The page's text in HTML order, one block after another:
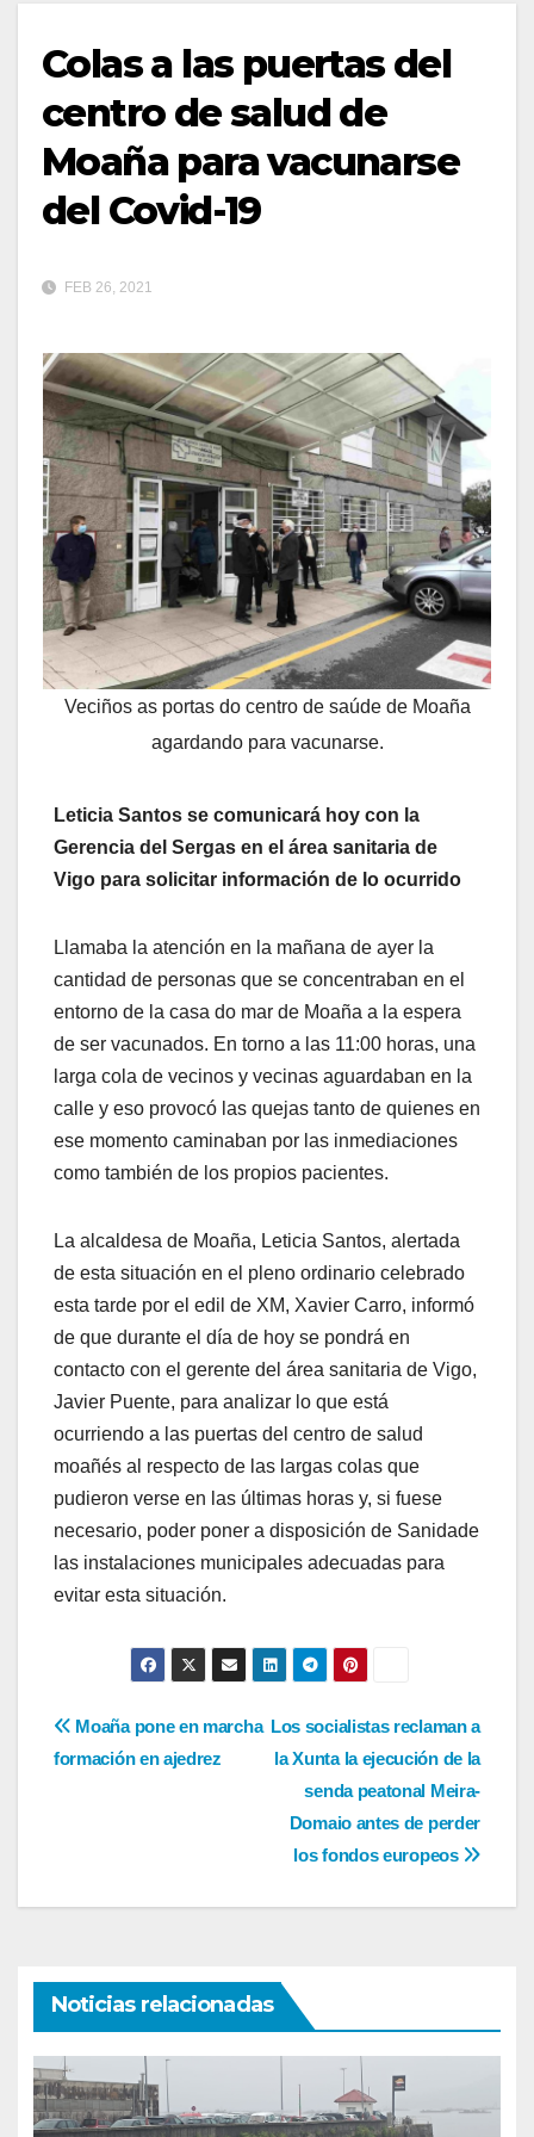
Colas a las puertas del
centro de salud de
Moaña para vacunarse
del Covid-19
FEB 26, 2021
Veciños as portas do centro de saúde de Moaña
agardando para vacunarse.
Leticia Santos se comunicará hoy con la
Gerencia del Sergas en el área sanitaria de
Vigo para solicitar información de lo ocurrido
Llamaba la atención en la mañana de ayer la
cantidad de personas que se concentraban en el
entorno de la casa do mar de Moaña a la espera
de ser vacunados. En torno a las 11:00 horas, una
larga cola de vecinos y vecinas aguardaban en la
calle y eso provocó las quejas tanto de quienes en
ese momento caminaban por las inmediaciones
como también de los propios pacientes.
La alcaldesa de Moaña, Leticia Santos, alertada
de esta situación en el pleno ordinario celebrado
esta tarde por el edil de XM, Xavier Carro, informó
de que durante el día de hoy se pondrá en
contacto con el gerente del área sanitaria de Vigo,
Javier Puente, para analizar lo que está
ocurriendo a las puertas del centro de salud
moañés al respecto de las largas colas que
pudieron verse en las últimas horas y, si fuese
necesario, poder poner a disposición de Sanidade
las instalaciones municipales adecuadas para
evitar esta situación.
Navegación Los socialistas reclaman a
la Xunta la ejecución de la
senda peatonal Meira-
Domaio antes de perder
los fondos europeos
Moaña pone en marcha
formación en ajedrez
Noticias relacionadas